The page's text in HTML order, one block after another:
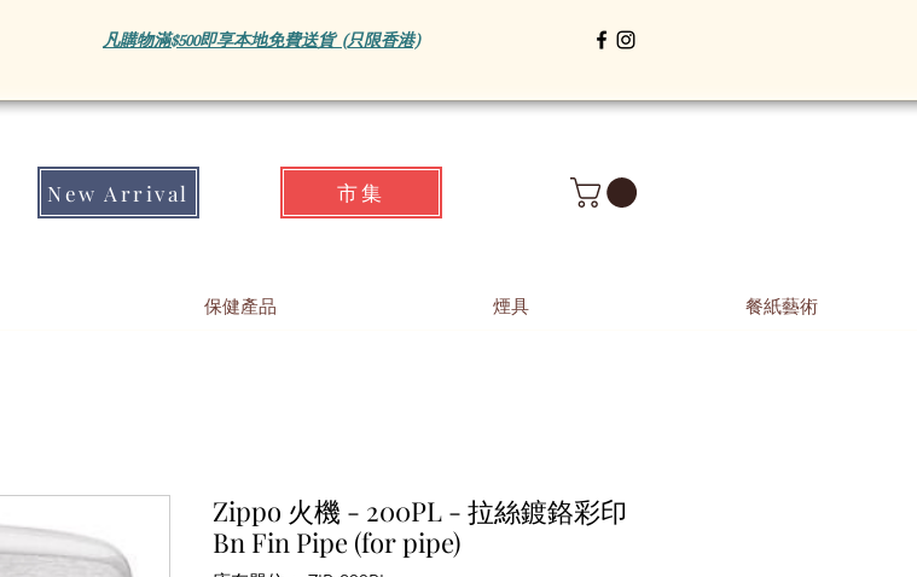
New Arrival 市集
凡購物滿$500即享本地免費送貨 (只限香港)
保健產品 煙具 餐紙藝術
Zippo 火機 - 200PL - 拉絲鍍鉻彩印
Bn Fin Pipe (for pipe)